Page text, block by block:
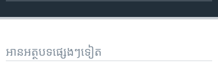
អានអត្ថបទផ្សេងៗទៀត